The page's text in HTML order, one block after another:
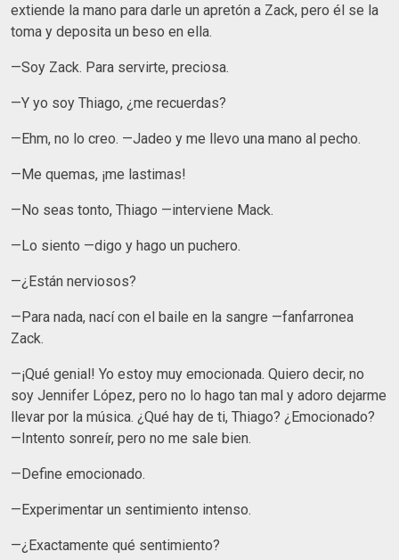
extiende la mano para darle un apretón a Zack, pero él se la
toma y deposita un beso en ella.
—Soy Zack. Para servirte, preciosa.
—Y yo soy Thiago, ¿me recuerdas?
—Ehm, no lo creo. —Jadeo y me llevo una mano al pecho.
—Me quemas, ¡me lastimas!
—No seas tonto, Thiago —interviene Mack.
—Lo siento —digo y hago un puchero.
—¿Están nerviosos?
—Para nada, nací con el baile en la sangre —fanfarronea
Zack.
—¡Qué genial! Yo estoy muy emocionada. Quiero decir, no
soy Jennifer López, pero no lo hago tan mal y adoro dejarme
llevar por la música. ¿Qué hay de ti, Thiago? ¿Emocionado?
—Intento sonreír, pero no me sale bien.
—Define emocionado.
—Experimentar un sentimiento intenso.
—¿Exactamente qué sentimiento?